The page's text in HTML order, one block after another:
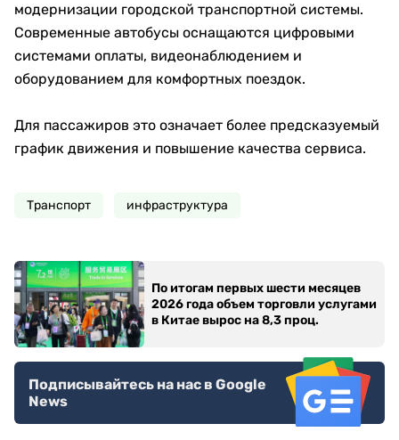
модернизации городской транспортной системы.
Современные автобусы оснащаются цифровыми
системами оплаты, видеонаблюдением и
оборудованием для комфортных поездок.
Для пассажиров это означает более предсказуемый
график движения и повышение качества сервиса.
Транспорт инфраструктура
По итогам первых шести месяцев
2026 года объем торговли услугами
в Китае вырос на 8,3 проц.
Подписывайтесь на нас в Google
News